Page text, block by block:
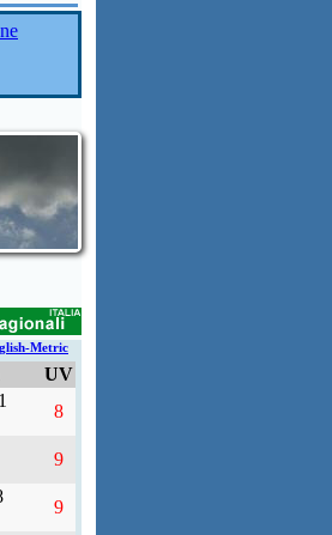
Metric
UV
8
9
9